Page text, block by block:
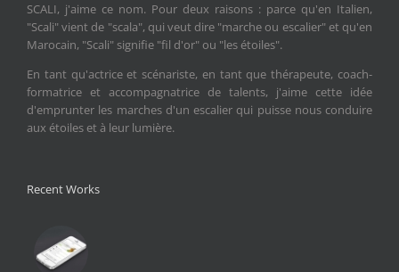
SCALI, j'aime ce nom. Pour deux raisons : parce qu'en Italien,
"Scali" vient de "scala", qui veut dire "marche ou escalier" et qu'en
Marocain, "Scali" signifie "fil d'or" ou "les étoiles".
En tant qu'actrice et scénariste, en tant que thérapeute, coach-
formatrice et accompagnatrice de talents, j'aime cette idée
d'emprunter les marches d'un escalier qui puisse nous conduire
aux étoiles et à leur lumière.
Recent Works